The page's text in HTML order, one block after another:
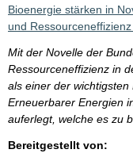
Bioenergie stärken in
und
Mit der Novelle der
Ressourceneffizienz in
als einer der
Erneuerbarer Energien
auferlegt, welche es zu
Bereitgestellt von: